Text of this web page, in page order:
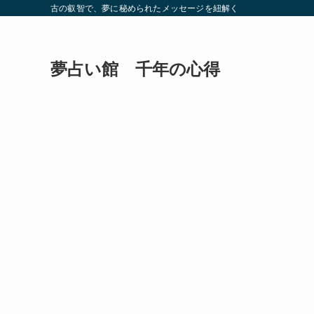
古の叡智で、夢に秘められたメッセージを紐解く
夢占い館 千年の心得